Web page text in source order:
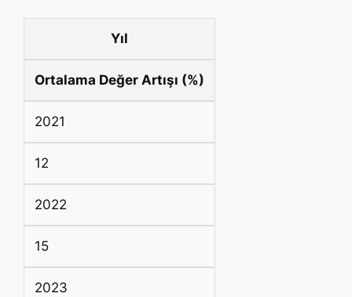
Yıl
Ortalama Değer Artışı (%)
2021
12
2022
15
2023